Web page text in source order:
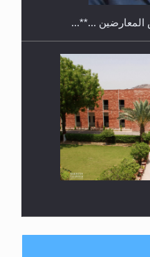
السلام.. 4...